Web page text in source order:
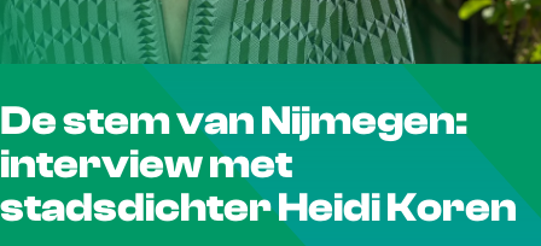
r
d
e
De stem van Nijmegen:
interview met
stadsdichter Heidi Koren